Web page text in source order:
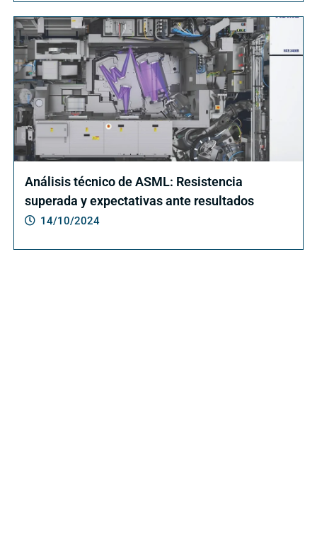
Análisis técnico de ASML: Resistencia
superada y expectativas ante resultados
14/10/2024